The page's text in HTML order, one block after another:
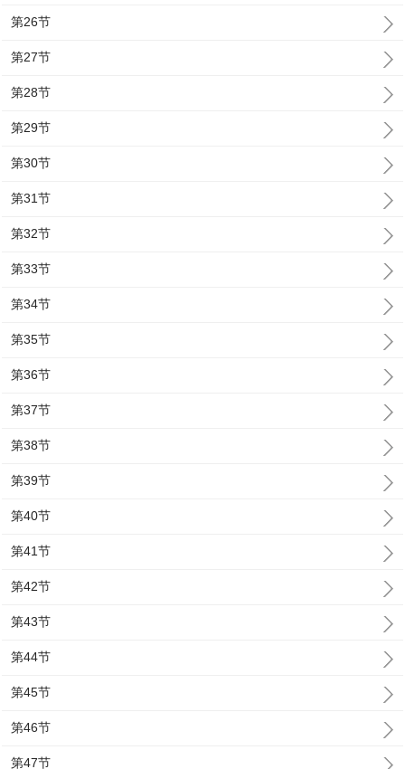
第26节
第27节
第28节
第29节
第30节
第31节
第32节
第33节
第34节
第35节
第36节
第37节
第38节
第39节
第40节
第41节
第42节
第43节
第44节
第45节
第46节
第47节